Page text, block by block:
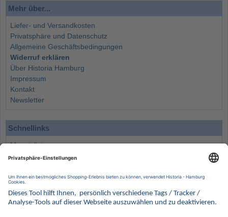
Mehr über...
Liefer- und Versandkosten
Privatsphäre und Datenschutz
Allgemeine Geschäftsbedingungen
Widerruf erklären
Über Historia Hamburg
Impressum
Kontakt
Newsletter
Schnellinks
Monatsliste
Angebote
Wissenswertes
Kontakt